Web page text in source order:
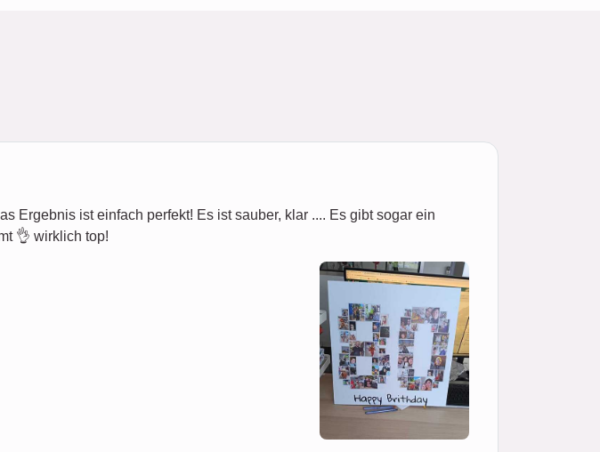
Ergebnis ist einfach perfekt! Es ist sauber, klar .... Es gibt sogar ein
👌 wirklich top!